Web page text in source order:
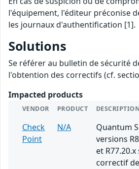
l'équipement, l'éditeur préconise
les journaux d'authentification [1].
Solutions
Se référer au bulletin de sécurité
l'obtention des correctifs (cf.
Impacted products
VENDOR PRODUCT DESCRIPTION
Check
Point
N/A
Quantum
versions
et
correctif